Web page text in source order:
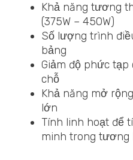
Khả năng tương
(375W – 450W)
Số lượng trình
bảng
Giảm độ phức tạp
chỗ
Khả năng mở
lớn
Tính linh hoạt để
minh trong tương